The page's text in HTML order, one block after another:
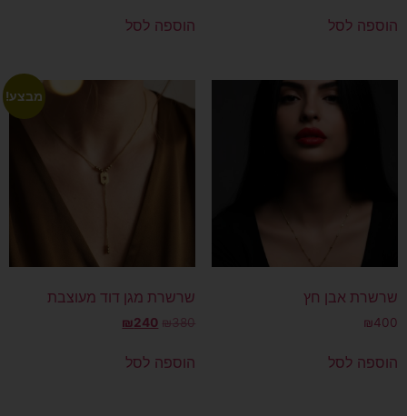
הוספה לסל הוספה לסל
שרשרת אבן חץ
₪400
הוספה לסל
מבצע!
שרשרת מגן דוד מעוצבת
₪380
₪240
הוספה לסל